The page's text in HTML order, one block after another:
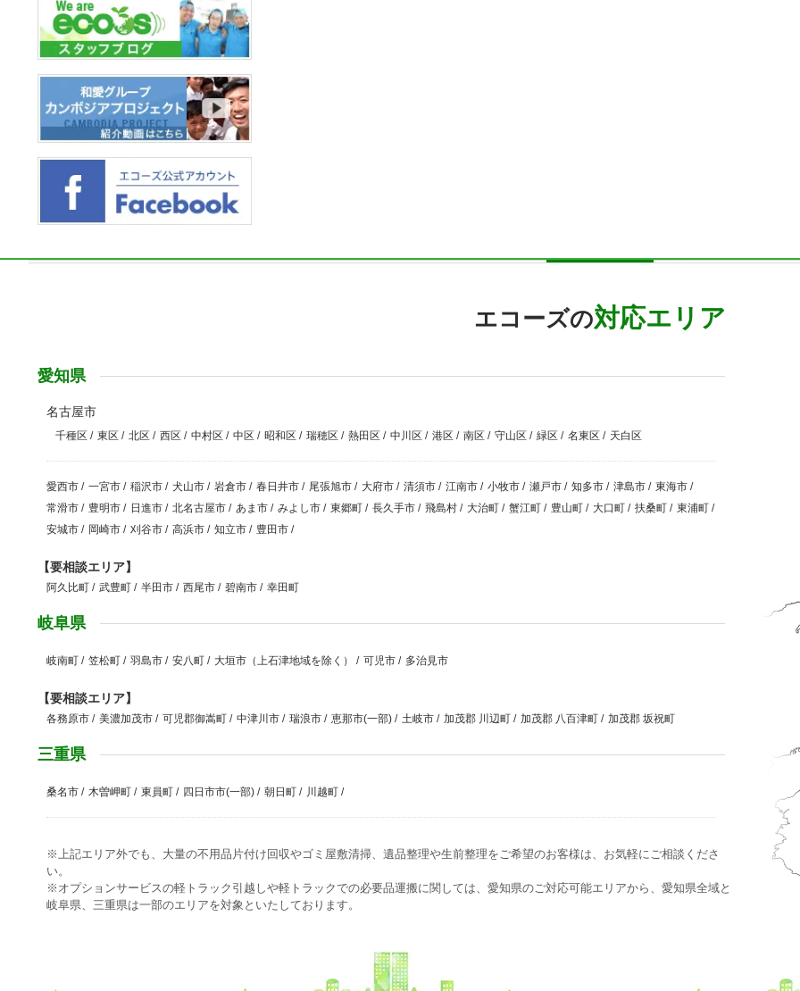
エコーズの対応エリア
愛知県
名古屋市
千種区 / 東区 / 北区 / 西区 / 中村区 / 中区 / 昭和区 / 瑞穂区 / 熱田区 / 中川区 / 港区 / 南区 / 守山区 / 緑区 / 名東区 / 天白区
愛西市 / 一宮市 / 稲沢市 / 犬山市 / 岩倉市 / 春日井市 / 尾張旭市 / 大府市 / 清須市 / 江南市 / 小牧市 / 瀬戸市 / 知多市 / 津島市 / 東海市 /
常滑市 / 豊明市 / 日進市 / 北名古屋市 / あま市 / みよし市 / 東郷町 / 長久手市 / 飛島村 / 大治町 / 蟹江町 / 豊山町 / 大口町 / 扶桑町 / 東浦町 /
安城市 / 岡崎市 / 刈谷市 / 高浜市 / 知立市 / 豊田市 /
【要相談エリア】
阿久比町 / 武豊町 / 半田市 / 西尾市 / 碧南市 / 幸田町
岐阜県
岐南町 / 笠松町 / 羽島市 / 安八町 / 大垣市（上石津地域を除く） / 可児市 / 多治見市
【要相談エリア】
各務原市 / 美濃加茂市 / 可児郡御嵩町 / 中津川市 / 瑞浪市 / 恵那市(一部) / 土岐市 / 加茂郡 川辺町 / 加茂郡 八百津町 / 加茂郡 坂祝町
三重県
桑名市 / 木曽岬町 / 東員町 / 四日市市(一部) / 朝日町 / 川越町 /
※上記エリア外でも、大量の不用品片付け回収やゴミ屋敷清掃、遺品整理や生前整理をご希望のお客様は、お気軽にご相談くださ
い。
※オプションサービスの軽トラック引越しや軽トラックでの必要品運搬に関しては、愛知県のご対応可能エリアから、愛知県全域と
岐阜県、三重県は一部のエリアを対象といたしております。